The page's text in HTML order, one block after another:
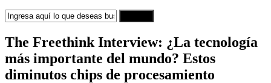
The Freethink Interview: ¿La tecnología
más importante del mundo? Estos
diminutos chips de procesamiento